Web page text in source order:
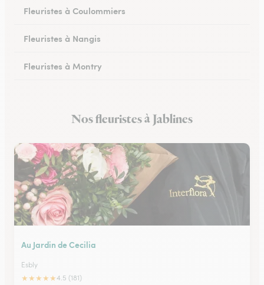
Fleuristes à Coulommiers
Fleuristes à Nangis
Fleuristes à Montry
Fleuristes à EsblyNos fleuristes à Jablines
Au Jardin de Cecilia
Esbly
★★★★★4.5 (181)